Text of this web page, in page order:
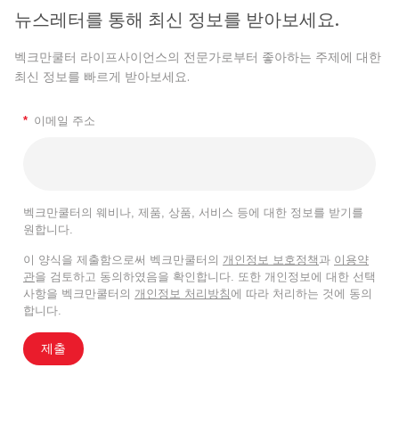
뉴스레터를 통해 최신 정보를 받아보세요.
벡크만쿨터 라이프사이언스의 전문가로부터 좋아하는 주제에 대한
최신 정보를 빠르게 받아보세요.
* 이메일 주소
벡크만쿨터의 웨비나, 제품, 상품, 서비스 등에 대한 정보를 받기를
원합니다.
이 양식을 제출함으로써 벡크만쿨터의 개인정보 보호정책 과 이용약
관을 검토하고 동의하였음을 확인합니다. 또한 개인정보에 대한 선택
사항을 벡크만쿨터의 개인정보 처리방침에 따라 처리하는 것에 동의
합니다.
제출